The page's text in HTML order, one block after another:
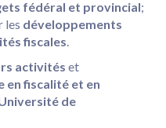
fédéral et provincial;
les développements
fiscales
activités et
en fiscalité et en
de